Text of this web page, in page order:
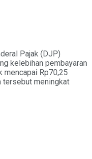
Pajak (DJP)
kelebihan pembayaran
mencapai Rp70,25
tersebut meningkat